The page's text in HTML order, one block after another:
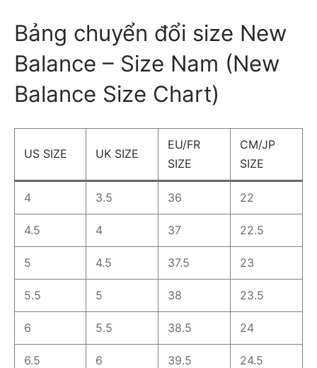
Bảng chuyển đổi size New
Balance – Size Nam (New
Balance Size Chart)
US SIZE UK SIZE
EU/FR
SIZE
CM/JP
SIZE
4 3.5 36 22
4.5 4 37 22.5
5 4.5 37.5 23
5.5 5 38 23.5
6 5.5 38.5 24
6.5 6 39.5 24.5